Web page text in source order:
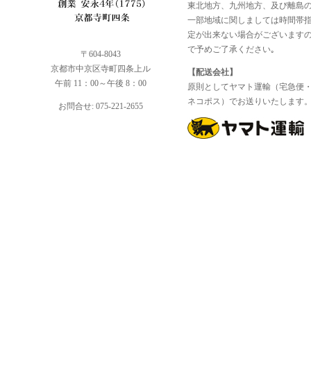
〒604-8043
京都市中京区寺町四条上ル
午前 11：00～午後 8：00
お問合せ: 075-221-2655
東北地方、九州地方、及び離島
一部地域に関しましては時間帯
定が出来ない場合がございます
で予めご了承ください｡
【配送会社】
原則としてヤマト運輸（宅急便
ネコポス）でお送りいたします